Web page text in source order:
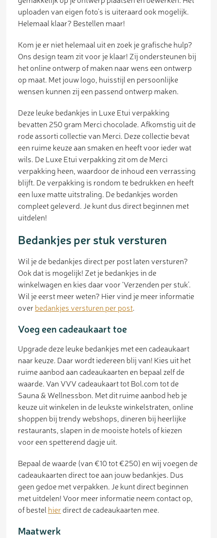
uploaden van eigen foto’s is uiteraard ook mogelijk.
Helemaal klaar? Bestellen maar!
Kom je er niet helemaal uit en zoek je grafische hulp?
Ons design team zit voor je klaar! Zij ondersteunen bij
het online ontwerp of maken naar wens een ontwerp
op maat. Met jouw logo, huisstijl en persoonlijke
wensen kunnen zij een passend ontwerp maken.
Deze leuke bedankjes in Luxe Etui verpakking
bevatten 250 gram Merci chocolade. Afkomstig uit de
rode assorti collectie van Merci. Deze collectie bevat
een ruime keuze aan smaken en heeft voor ieder wat
wils. De Luxe Etui verpakking zit om de Merci
verpakking heen, waardoor de inhoud een verrassing
blijft. De verpakking is rondom te bedrukken en heeft
een luxe matte uitstraling. De bedankjes worden
compleet geleverd. Je kunt dus direct beginnen met
uitdelen!
Bedankjes per stuk versturen
Wil je de bedankjes direct per post laten versturen?
Ook dat is mogelijk! Zet je bedankjes in de
winkelwagen en kies daar voor ‘Verzenden per stuk’.
Wil je eerst meer weten? Hier vind je meer informatie
over bedankjes versturen per post.
Voeg een cadeaukaart toe
Upgrade deze leuke bedankjes met een cadeaukaart
naar keuze. Daar wordt iedereen blij van! Kies uit het
ruime aanbod aan cadeaukaarten en bepaal zelf de
waarde. Van VVV cadeaukaart tot Bol.com tot de
Sauna & Wellnessbon. Met dit ruime aanbod heb je
keuze uit winkelen in de leukste winkelstraten, online
shoppen bij trendy webshops, dineren bij heerlijke
restaurants, slapen in de mooiste hotels of kiezen
voor een spetterend dagje uit.
Bepaal de waarde (van €10 tot €250) en wij voegen de
cadeaukaarten direct toe aan jouw bedankjes. Dus
geen gedoe met verpakken. Je kunt direct beginnen
met uitdelen! Voor meer informatie neem contact op,
of bestel hierdirect de cadeaukaarten mee.
Maatwerk